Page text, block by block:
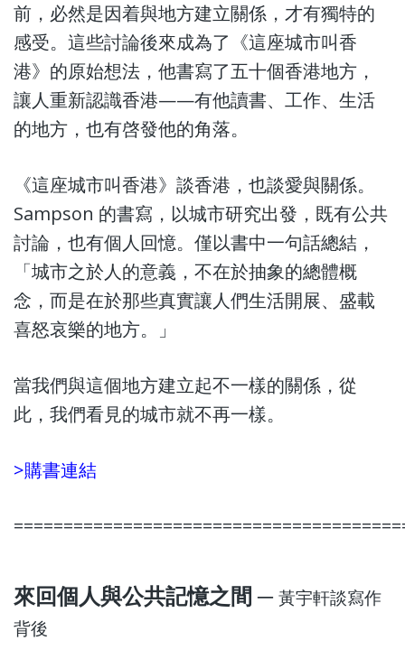
前，必然是因着與地方建立關係，才有獨特的
感受。這些討論後來成為了《這座城市叫香
港》的原始想法，他書寫了五十個香港地方，
讓人重新認識香港——有他讀書、工作、生活
的地方，也有啓發他的角落。
《這座城市叫香港》談香港，也談愛與關係。
Sampson 的書寫，以城市研究出發，既有公共
討論，也有個人回憶。僅以書中一句話總結，
「城市之於人的意義，不在於抽象的總體概
念，而是在於那些真實讓人們生活開展、盛載
喜怒哀樂的地方。」
當我們與這個地方建立起不一樣的關係，從
此，我們看見的城市就不再一樣。
>購書連結
來回個人與公共記憶之間 ─ 黃宇軒談寫作
背後